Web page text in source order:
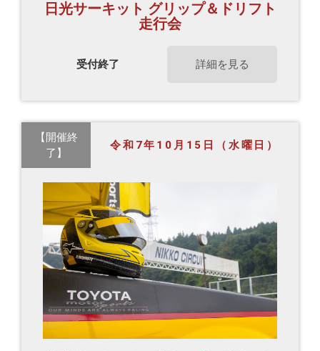
日光サーキット グリップ＆ドリフト
走行会
受付終了 詳細を見る
【開催終
了】
令和7年10月15日（水曜日）